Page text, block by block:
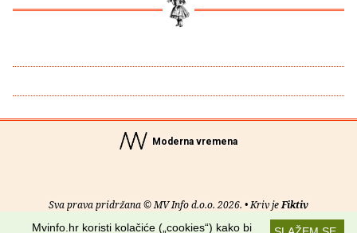
Moderna vremena
Sva prava pridržana © MV Info d.o.o. 2026. • Kriv jeFiktiv
Mvinfo.hr koristi kolačiće („cookies“) kako bi